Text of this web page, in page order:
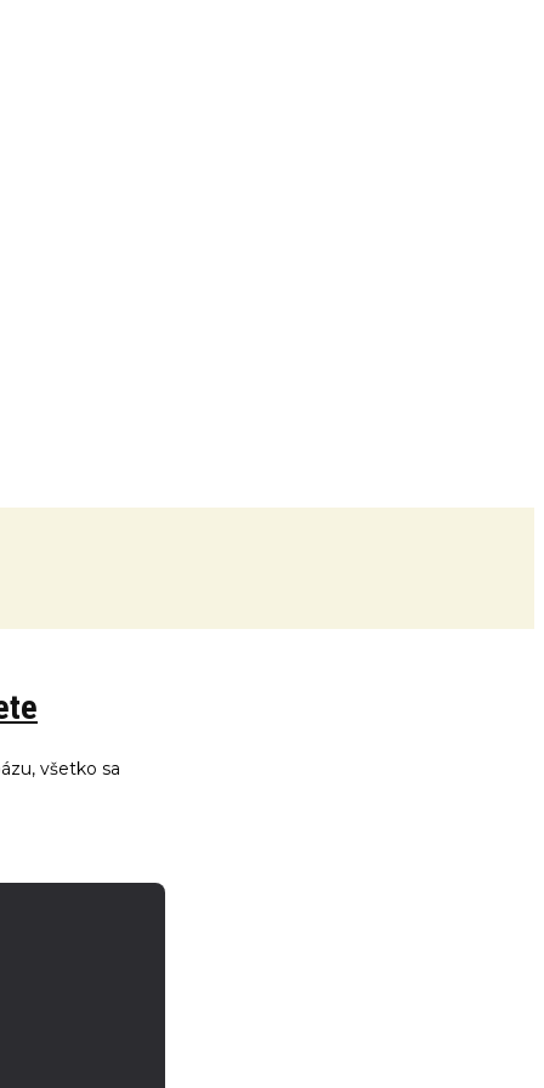
všetko sa